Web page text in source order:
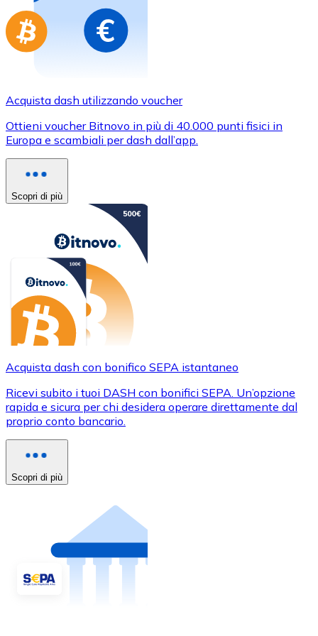
Acquista dash utilizzando voucher
Ottieni voucher Bitnovo in più di 40.000 punti fisici in
Europa e scambiali per dash dall’app.
Scopri di più
Acquista dash con bonifico SEPA istantaneo
Ricevi subito i tuoi DASH con bonifici SEPA. Un’opzione
rapida e sicura per chi desidera operare direttamente dal
proprio conto bancario.
Scopri di più